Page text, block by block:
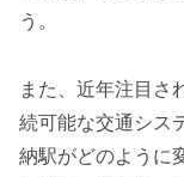
う。
また、近年注目さ
続可能な交通シス
納駅がどのように